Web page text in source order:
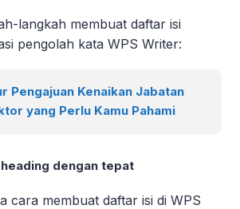
langkah membuat daftar isi
pengolah kata WPS Writer:
Pengajuan Kenaikan Jabatan
yang Perlu Kamu Pahami
heading dengan tepat
cara membuat daftar isi di WPS